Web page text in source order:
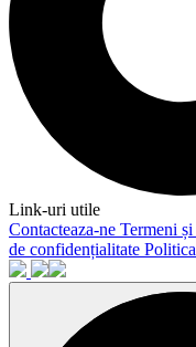
Link-uri utile
Contacteaza-ne Termeni
de confidențialitate